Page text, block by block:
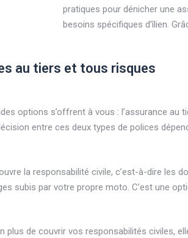
pratiques pour dénicher une
besoins spécifiques d’îlien.
au tiers et tous risques
options s’offrent à vous : l’assurance au
entre ces deux types de polices
la responsabilité civile, c’est-à-dire les
subis par votre propre moto. C’est une
de couvrir vos responsabilités civiles,